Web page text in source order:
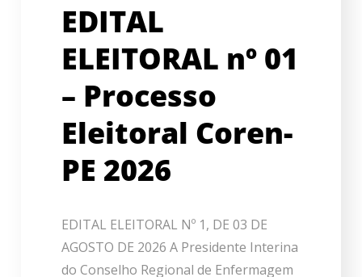
EDITAL
ELEITORAL nº 01
– Processo
Eleitoral Coren-
PE 2026
EDITAL ELEITORAL Nº 1, DE 03 DE
AGOSTO DE 2026 A Presidente Interina
do Conselho Regional de Enfermagem